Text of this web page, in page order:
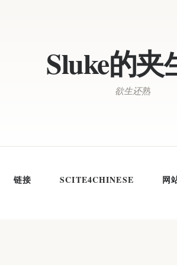
Sluke的夹
欲生还熟
链接 SCITE4CHINESE 网